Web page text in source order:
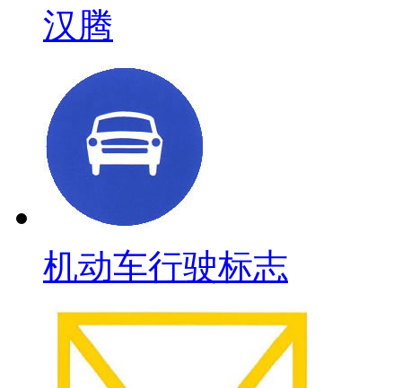
汉腾
机动车行驶标志